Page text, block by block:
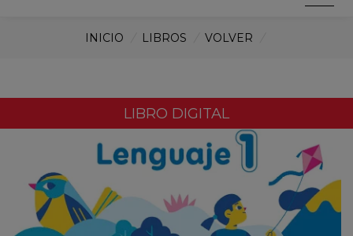
INICIO LIBROS VOLVER
LIBRO DIGITAL